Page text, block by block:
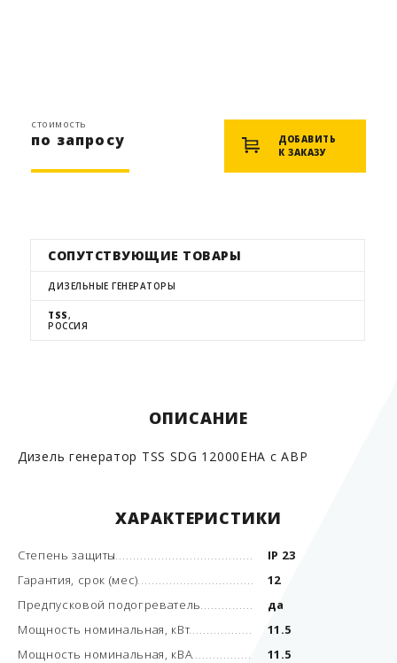
стоимость
по запросу
ДОБАВИТЬ
К ЗАКАЗУ
СОПУТСТВУЮЩИЕ ТОВАРЫ
ДИЗЕЛЬНЫЕ ГЕНЕРАТОРЫ
TSS,
РОССИЯ
ОПИСАНИЕ
Дизель генератор TSS SDG 12000EHA с АВР
ХАРАКТЕРИСТИКИ
Степень защиты
IP 23
Гарантия, срок (мес)
12
Предпусковой подогреватель
да
Мощность номинальная, кВт
11.5
Мощность номинальная, кВА
11.5